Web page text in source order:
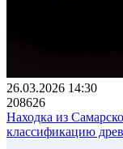
26.03.2026 14:30
208626
Находка из
классификацию